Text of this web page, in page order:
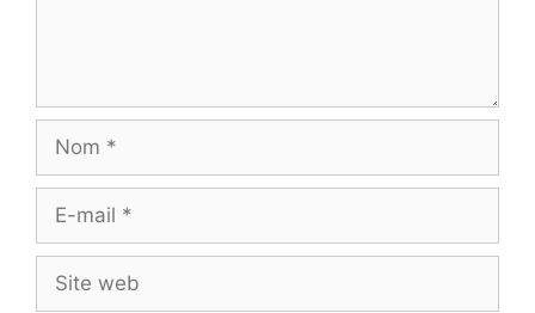
Nom
Site
web